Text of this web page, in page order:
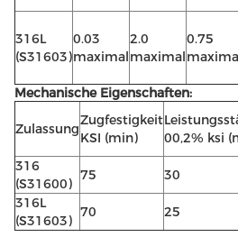
316L
(S31603)
0.03
maximal
2.0
maximal
0.75
Mechanische Eigenschaften:
Zulassung
Zugfestigkeit
KSI (min)
00,2% ksi
316
(S31600)
75 30
316L
(S31603)
70 25